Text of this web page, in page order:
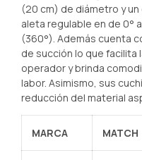
(20 cm) de diámetro y
aleta regulable en de 0°
(360°). Además cuenta
de succión lo que facilita
operador y brinda
labor. Asimismo, sus
reducción del material
MARCA MATCH